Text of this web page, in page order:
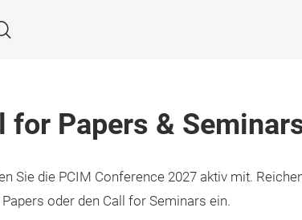
Suche
for Papers &
Sie die PCIM Conference 2027 aktiv mit.
oder den Call for Seminars ein.